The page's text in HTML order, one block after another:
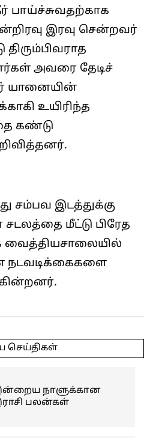
பாய்ச்சுவதற்காக
இரவு சென்றவர்
திரும்பிவராத
அவரை தேடிச்
யானையின்
உயிரிந்த
கண்டு
சம்பவ இடத்துக்கு
மீட்டு பிரேத
வைத்தியசாலையில்
நடவடிக்கைகளை
செய்திகள்
நாளுக்கான
பலன்கள்